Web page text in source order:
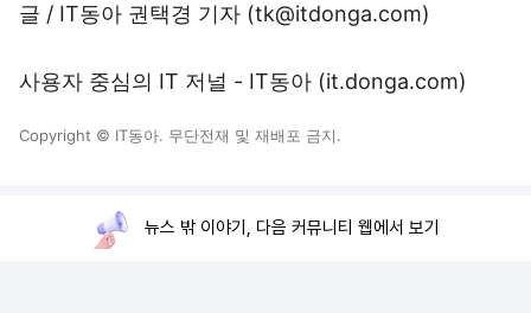
글 / IT동아 권택경 기자 (tk@itdonga.com)
사용자 중심의 IT 저널 - IT동아 (it.donga.com)
Copyright © IT동아. 무단전재 및 재배포 금지.
뉴스 밖 이야기, 다음 커뮤니티 웹에서 보기